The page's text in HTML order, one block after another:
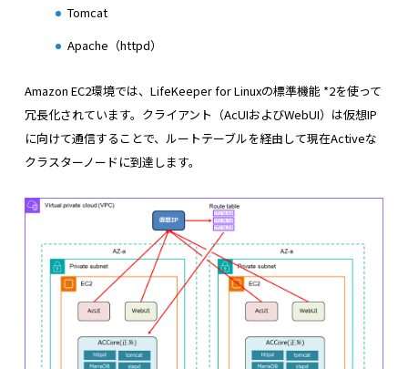
Tomcat
Apache（httpd）
Amazon EC2環境では、LifeKeeper for Linuxの標準機能 *2を使って
冗長化されています。クライアント（AcUIおよびWebUI）は仮想IP
に向けて通信することで、ルートテーブルを経由して現在Activeな
クラスターノードに到達します。